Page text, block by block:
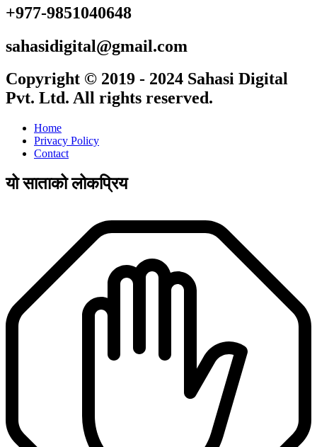
+977-9851040648
sahasidigital@gmail.com
Copyright © 2019 - 2024 Sahasi Digital
Pvt. Ltd. All rights reserved.
Home
Privacy Policy
Contact
यो साताको लोकप्रिय